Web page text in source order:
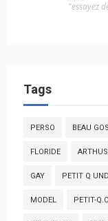
"essayez
Tags
PERSO BEAU
FLORIDE
GAY PETIT Q
MODEL PETIT-